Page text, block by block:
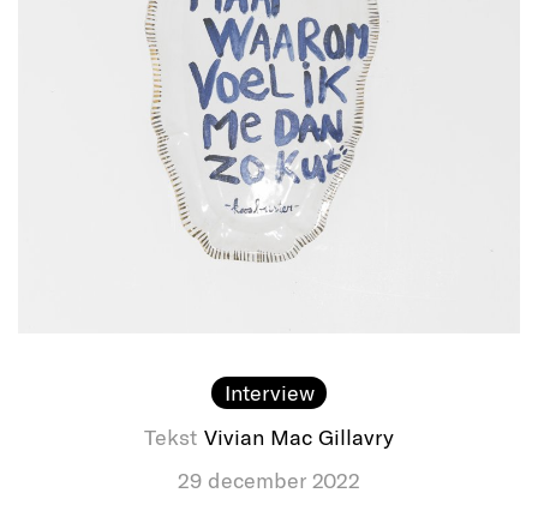
Interview
Tekst Vivian Mac Gillavry
29 december 2022